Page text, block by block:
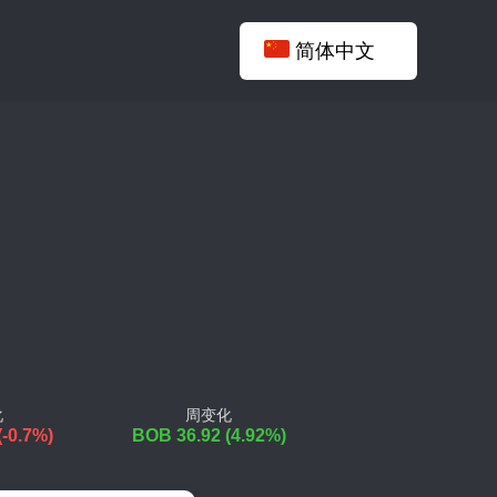
简体中文
0.7%)
周变化
BOB 36.92 (4.92%)